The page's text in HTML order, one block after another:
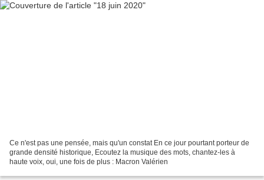
Ce n'est pas une pensée, mais qu'un constat En ce jour pourtant porteur de
grande densité historique, Ecoutez la musique des mots, chantez-les à
haute voix, oui, une fois de plus : Macron Valérien